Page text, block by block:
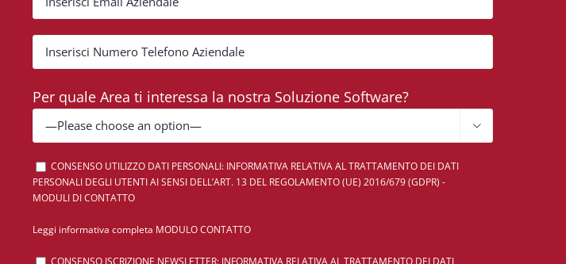
Per quale Area ti interessa la nostra Soluzione Software?

CONSENSO UTILIZZO DATI PERSONALI: INFORMATIVA RELATIVA AL TRATTAMENTO DEI DATI
PERSONALI DEGLI UTENTI AI SENSI DELL’ART. 13 DEL REGOLAMENTO (UE) 2016/679 (GDPR) -
MODULI DI CONTATTO
Leggi informativa completa MODULO CONTATTO
CONSENSO ISCRIZIONE NEWSLETTER: INFORMATIVA RELATIVA AL TRATTAMENTO DEI DATI